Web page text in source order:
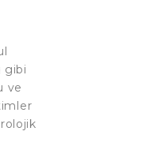
gibi
ve